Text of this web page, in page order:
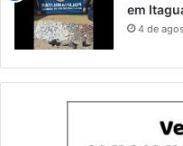
em
4 de